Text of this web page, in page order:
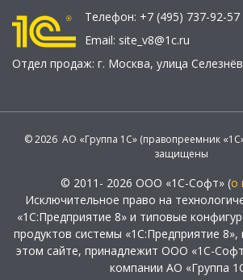
Телефон: +7 (495) 737-92-57
Email: site_v8@1c.ru
Отдел продаж: г. Москва, улица
© 2026 АО «Группа 1С» (правопреемник
защищены
© 2011- 2026 ООО «1С-Софт» (о
Исключительное право на
«1С:Предприятие 8» и типовые
продуктов системы «1С:Предприятие 8»,
этом сайте, принадлежит ООО «1С-
компании АО «Группа